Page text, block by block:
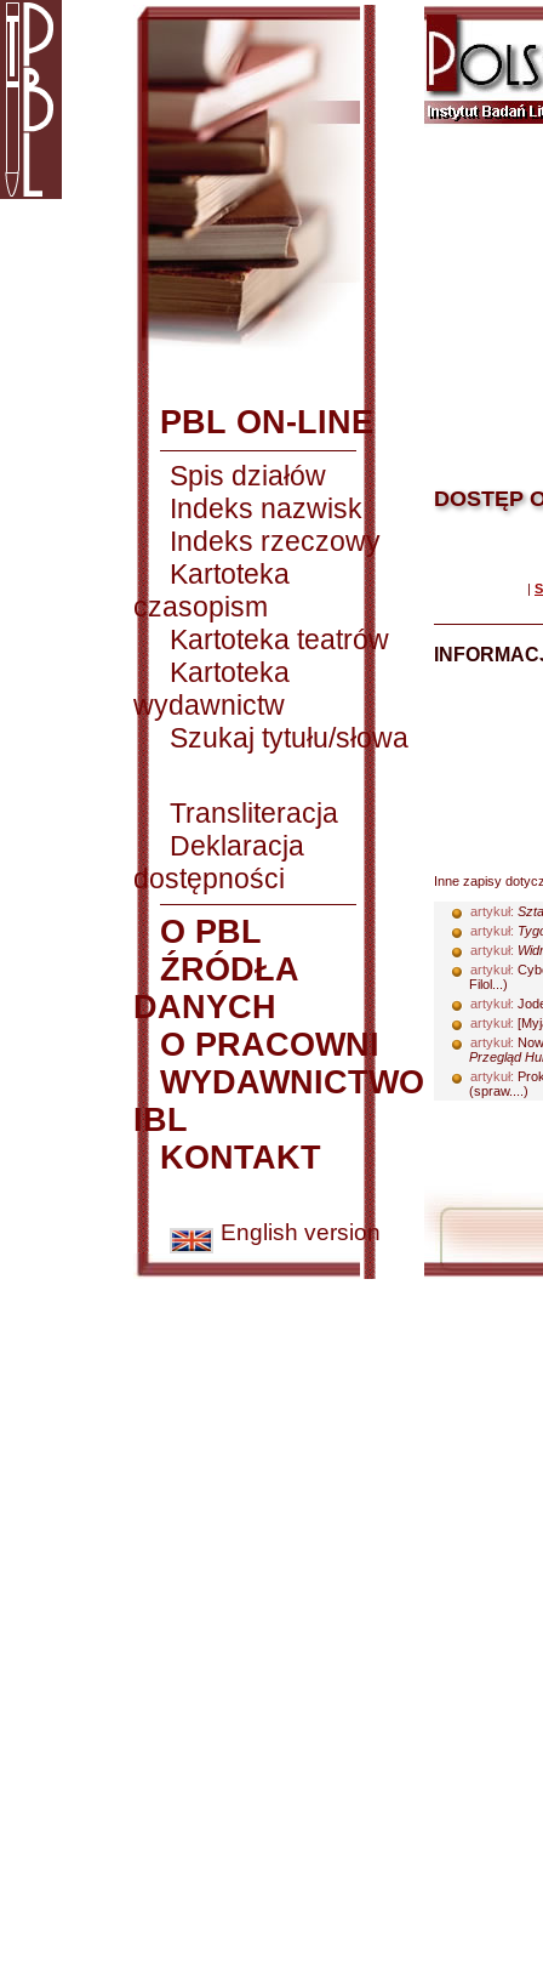
PBL ON-LINE
Spis działów
Indeks nazwisk
Indeks rzeczowy
Kartoteka
czasopism
Kartoteka teatrów
Kartoteka
wydawnictw
Szukaj tytułu/słowa
Transliteracja
Deklaracja
dostępności
O PBL
ŹRÓDŁA
DANYCH
O PRACOWNI
WYDAWNICTWO
IBL
KONTAKT
English version
DOSTĘP
|
Inne zapisy
artykuł:
artykuł:
artykuł:
artykuł:
Filol...)
artykuł:
artykuł:
artykuł:
Przegląd
artykuł:
(spraw....)